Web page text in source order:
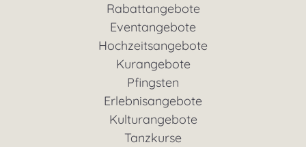
Rabattangebote
Eventangebote
Hochzeitsangebote
Kurangebote
Pfingsten
Erlebnisangebote
Kulturangebote
Tanzkurse